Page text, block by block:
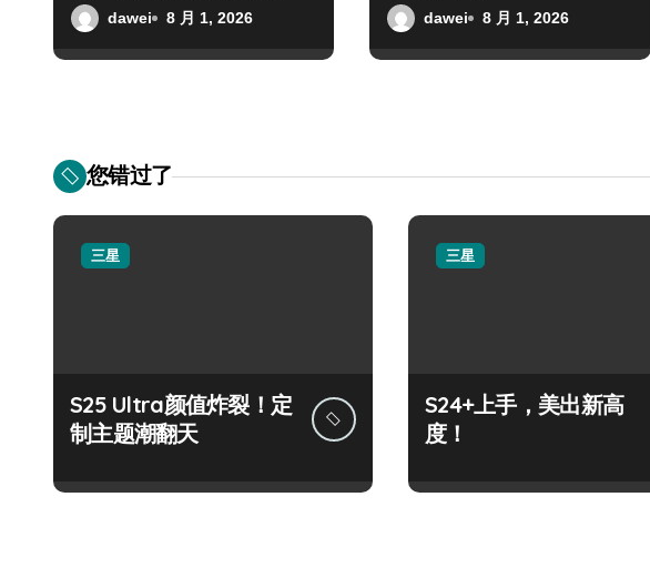
dawei 8 月 1, 2026 dawei 8 月 1, 2026
您错过了
三星
S25 Ultra颜值炸裂！定
制主题潮翻天
三星
S24+上手，美出新高
度！